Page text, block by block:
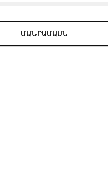
ՄԱՆՐԱՄԱՍՆ